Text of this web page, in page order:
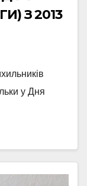
З 2013
у Дня